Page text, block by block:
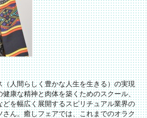
（人間らしく豊かな人生を生きる）の実現
健康な精神と肉体を築くためのスクール、
どを幅広く展開するスピリチュアル業界の
ん。癒しフェアでは、これまでのオラク